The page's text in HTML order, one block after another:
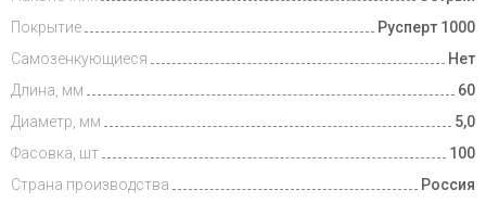
Покрытие
Русперт 1000
Самозенкующиеся
Нет
Длина, мм
60
Диаметр, мм
5,0
Фасовка, шт
100
Страна производства
Россия